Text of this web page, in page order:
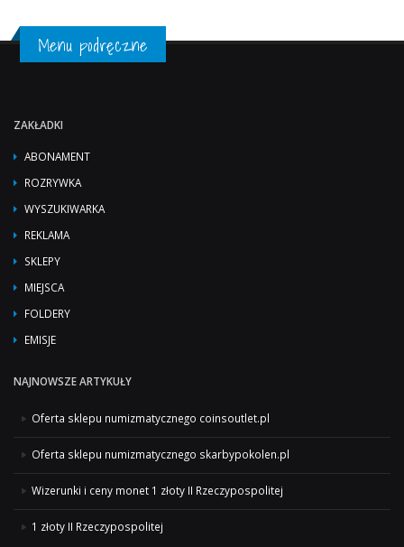
Menu podręczne
ZAKŁADKI
ABONAMENT
ROZRYWKA
WYSZUKIWARKA
REKLAMA
SKLEPY
MIEJSCA
FOLDERY
EMISJE
NAJNOWSZE ARTYKUŁY
Oferta sklepu numizmatycznego coinsoutlet.pl
Oferta sklepu numizmatycznego skarbypokolen.pl
Wizerunki i ceny monet 1 złoty II Rzeczypospolitej
1 złoty II Rzeczypospolitej